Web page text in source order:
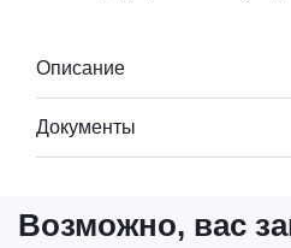
Описание
Документы
Возможно, вас